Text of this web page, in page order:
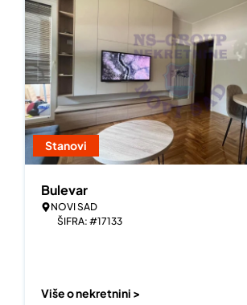
Stanovi
Bulevar
NOVI SAD
ŠIFRA: #17133
Više o nekretnini >